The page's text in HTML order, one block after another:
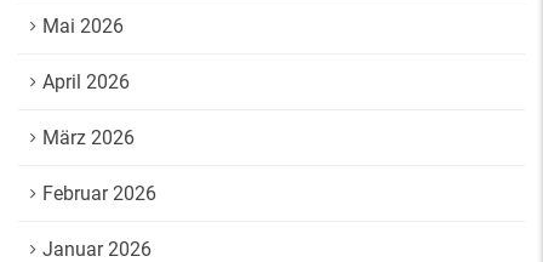
Mai 2026
April 2026
März 2026
Februar 2026
Januar 2026